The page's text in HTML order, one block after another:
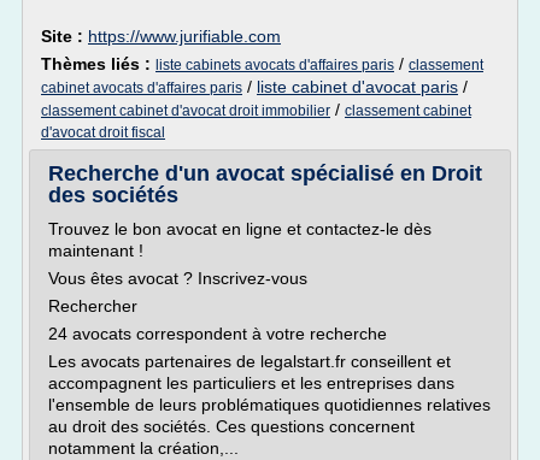
Site : https://www.jurifiable.com
Thèmes liés : liste cabinets avocats d'affaires paris / classement
cabinet avocats d'affaires paris / liste cabinet d'avocat paris /
classement cabinet d'avocat droit immobilier / classement cabinet
d'avocat droit fiscal
Recherche d'un avocat spécialisé en Droit
des sociétés
Trouvez le bon avocat en ligne et contactez-le dès
maintenant !
Vous êtes avocat ? Inscrivez-vous
Rechercher
24 avocats correspondent à votre recherche
Les avocats partenaires de legalstart.fr conseillent et
accompagnent les particuliers et les entreprises dans
l'ensemble de leurs problématiques quotidiennes relatives
au droit des sociétés. Ces questions concernent
notamment la création,...